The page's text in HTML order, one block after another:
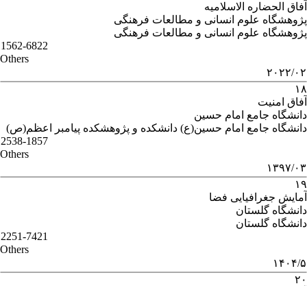
آفاق الحضاره الاسلامیه
پژوهشگاه علوم انسانی و مطالعات فرهنگی
پژوهشگاه علوم انسانی و مطالعات فرهنگی
1562-6822
Others
۲۰۲۲/۰۲
۱۸
آفاق امنیت
دانشگاه جامع امام حسین
دانشگاه جامع امام حسین(ع) دانشکده و پژوهشکده پیامبر اعظم(ص)
2538-1857
Others
۱۳۹۷/۰۳
۱۹
آمایش جغرافیایی فضا
دانشگاه گلستان
دانشگاه گلستان
2251-7421
Others
۱۴۰۴/۵
۲۰